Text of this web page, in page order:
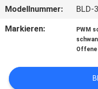
UNS
TOUR
Modellnummer:
BLD-
Markieren:
PWM